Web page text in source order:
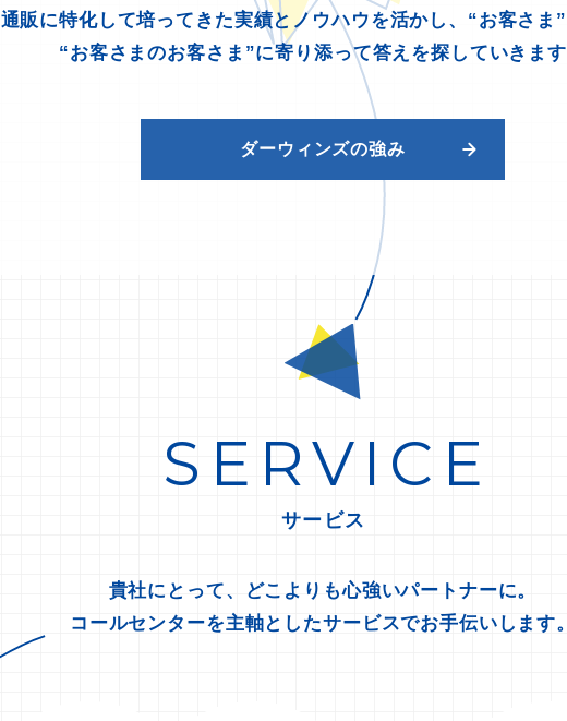
通販に特化して培ってきた実績とノウハウを活かし、“お客さま
“お客さまのお客さま”に寄り添って答えを探していきま
ダーウィンズの強み
SERVICE
サービス
貴社にとって、どこよりも心強いパートナーに。
コールセンターを主軸としたサービスでお手伝いします